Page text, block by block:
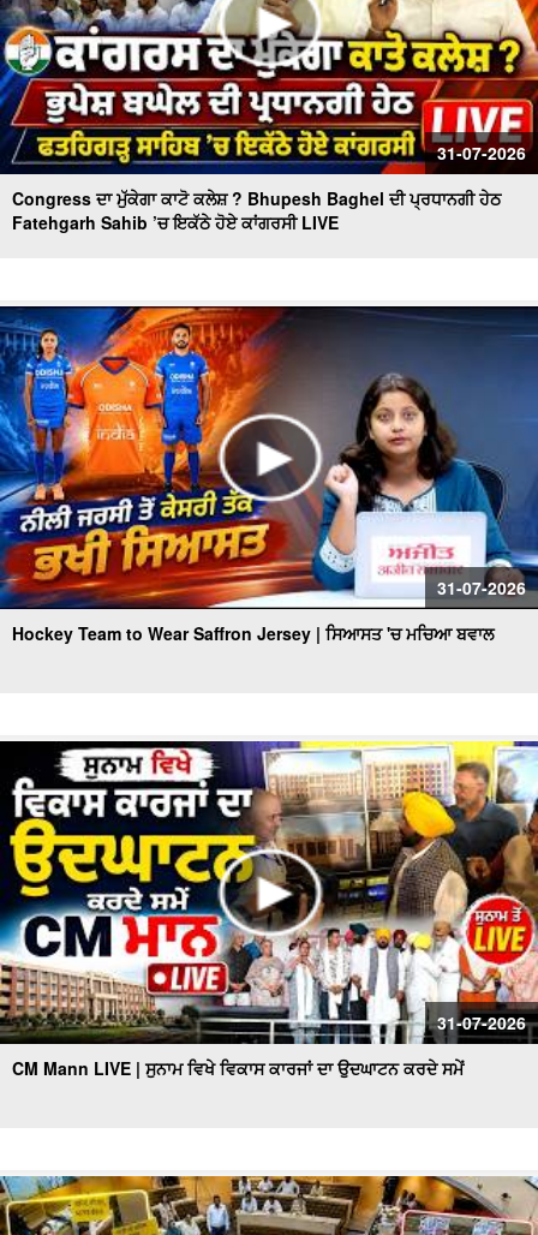
31-07-2026
Congress ਦਾ ਮੁੱਕੇਗਾ ਕਾਟੋ ਕਲੇਸ਼ ? Bhupesh Baghel ਦੀ ਪ੍ਰਧਾਨਗੀ ਹੇਠ
Fatehgarh Sahib ’ਚ ਇਕੱਠੇ ਹੋਏ ਕਾਂਗਰਸੀ LIVE
31-07-2026
Hockey Team to Wear Saffron Jersey | ਸਿਆਸਤ 'ਚ ਮਚਿਆ ਬਵਾਲ
31-07-2026
CM Mann LIVE | ਸੁਨਾਮ ਵਿਖੇ ਵਿਕਾਸ ਕਾਰਜਾਂ ਦਾ ਉਦਘਾਟਨ ਕਰਦੇ ਸਮੇਂ